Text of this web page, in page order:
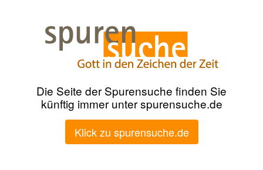
Die Seite der Spurensuche finden Sie
künftig immer unter spurensuche.de
Klick zu spurensuche.de